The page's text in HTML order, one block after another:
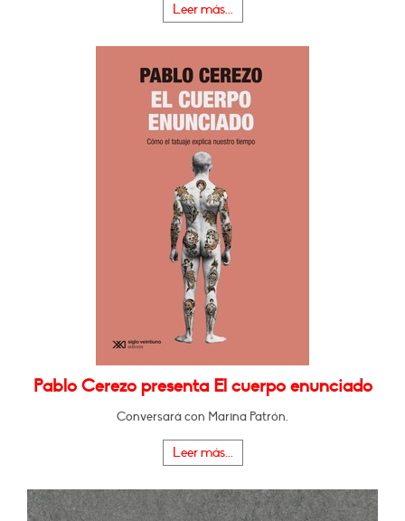
Leer más...
Pablo Cerezo presenta El cuerpo enunciado
Conversará con Marina Patrón.
Leer más...